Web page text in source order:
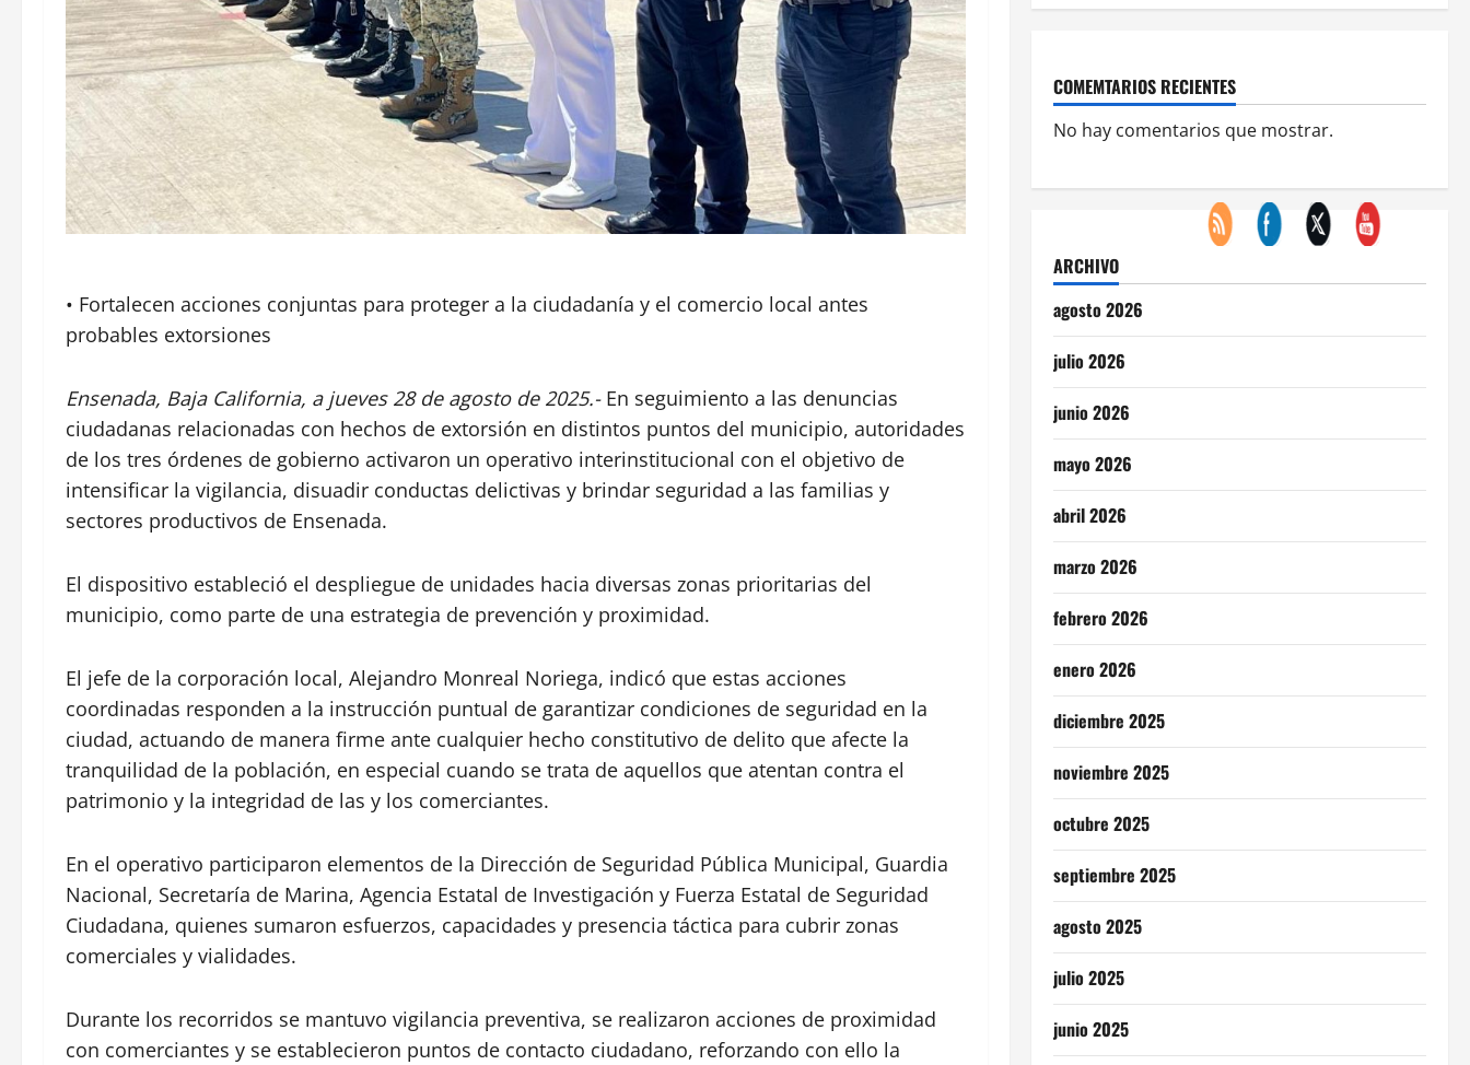
• Fortalecen acciones conjuntas para proteger a la ciudadanía y el comercio local antes
probables extorsiones
Ensenada, Baja California, a jueves 28 de agosto de 2025.-En seguimiento a las denuncias
ciudadanas relacionadas con hechos de extorsión en distintos puntos del municipio, autoridades
de los tres órdenes de gobierno activaron un operativo interinstitucional con el objetivo de
intensificar la vigilancia, disuadir conductas delictivas y brindar seguridad a las familias y
sectores productivos de Ensenada.
El dispositivo estableció el despliegue de unidades hacia diversas zonas prioritarias del
municipio, como parte de una estrategia de prevención y proximidad.
El jefe de la corporación local, Alejandro Monreal Noriega, indicó que estas acciones
coordinadas responden a la instrucción puntual de garantizar condiciones de seguridad en la
ciudad, actuando de manera firme ante cualquier hecho constitutivo de delito que afecte la
tranquilidad de la población, en especial cuando se trata de aquellos que atentan contra el
patrimonio y la integridad de las y los comerciantes.
En el operativo participaron elementos de la Dirección de Seguridad Pública Municipal, Guardia
Nacional, Secretaría de Marina, Agencia Estatal de Investigación y Fuerza Estatal de Seguridad
Ciudadana, quienes sumaron esfuerzos, capacidades y presencia táctica para cubrir zonas
comerciales y vialidades.
Durante los recorridos se mantuvo vigilancia preventiva, se realizaron acciones de proximidad
con comerciantes y se establecieron puntos de contacto ciudadano, reforzando con ello la
COMEMTARIOS RECIENTES
No hay comentarios que mostrar.
ARCHIVO
agosto 2026
julio 2026
junio 2026
mayo 2026
abril 2026
marzo 2026
febrero 2026
enero 2026
diciembre 2025
noviembre 2025
octubre 2025
septiembre 2025
agosto 2025
julio 2025
junio 2025